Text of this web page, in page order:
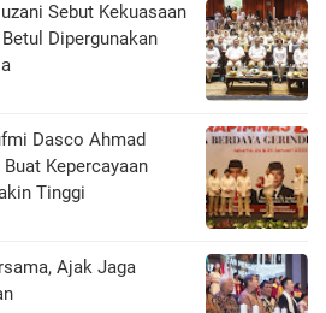
Sebut Kekuasaan
Dipergunakan
Dasco Ahmad
Kepercayaan
Tinggi
Ajak Jaga